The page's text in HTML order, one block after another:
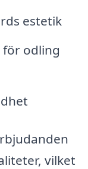
estetik
odling
vilket